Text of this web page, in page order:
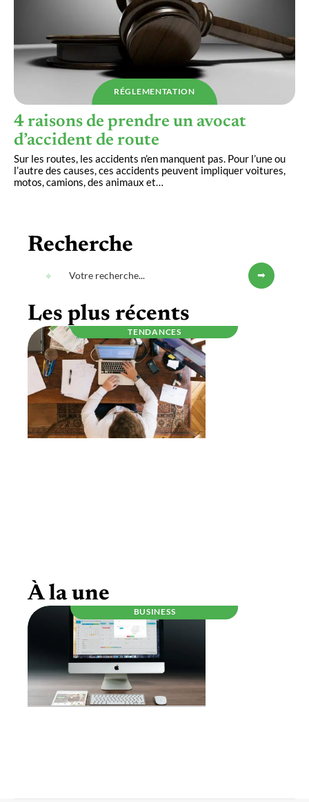
RÉGLEMENTATION
4 raisons de prendre un avocat
d’accident de route
Sur les routes, les accidents n’en manquent pas. Pour l’une ou
l’autre des causes, ces accidents peuvent impliquer voitures,
motos, camions, des animaux et…
Recherche
Les plus récents
TENDANCES
RÉGLEMENTATION
À la une
BUSINESS